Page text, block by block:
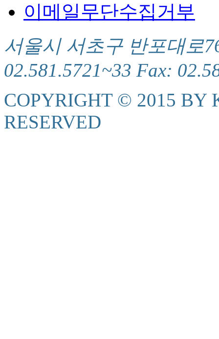
이메일무단수집거부
서울시 서초구 반포대로
02.581.5721~33 Fax:
COPYRIGHT © 2015 BY
RESERVED